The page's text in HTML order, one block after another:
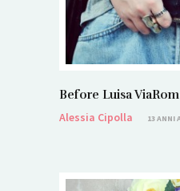
Before Luisa
Alessia Cipolla
13 ANNI